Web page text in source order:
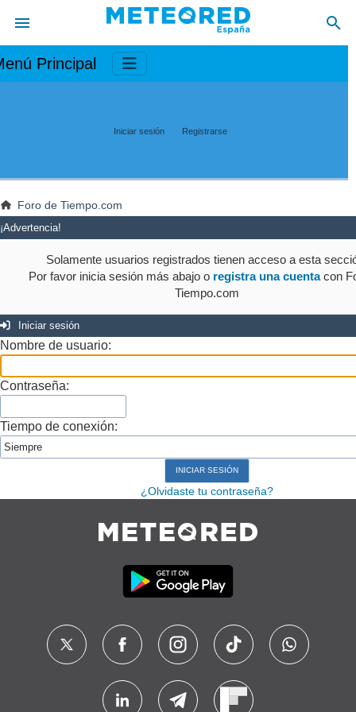
Principal
Iniciar sesión Registrarse
Foro de Tiempo.com
¡Advertencia!
Solamente usuarios registrados tienen acceso a esta
Por favor inicia sesión más abajo o registra una cuentacon
Tiempo.com
Iniciar sesión
Nombre de usuario:
Contraseña:
Tiempo de conexión:
¿Olvidaste tu contraseña?